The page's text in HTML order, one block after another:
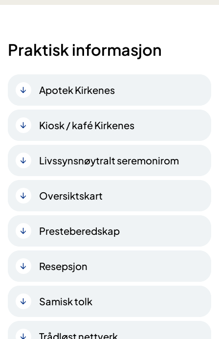
Praktisk informasjon
Apotek Kirkenes
Kiosk / kafé Kirkenes
Livssynsnøytralt seremonirom
Oversiktskart
Presteberedskap
Resepsjon
Samisk tolk
Trådløst nettverk